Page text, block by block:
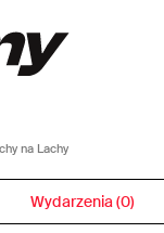
na Lachy
Wydarzenia (0)